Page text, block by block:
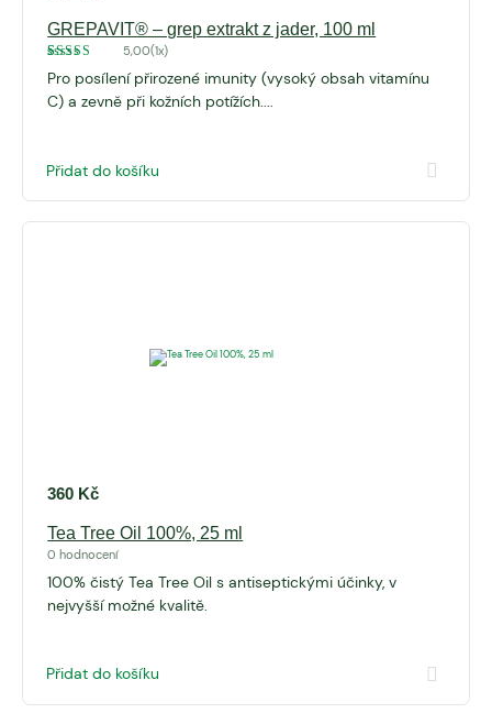
GREPAVIT® – grep extrakt z jader, 100 ml
Hodnoceno
5z 5 na
základě
1
hodnocení
5,00(1x)
Pro posílení přirozené imunity (vysoký obsah vitamínu
C) a zevně při kožních potížích....
Přidat do košíku
360 Kč
Tea Tree Oil 100%, 25 ml
0 hodnocení
100% čistý Tea Tree Oil s antiseptickými účinky, v
nejvyšší možné kvalitě.
Přidat do košíku